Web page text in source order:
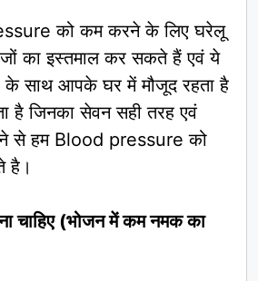
को कम करने के लिए घरेलू
का इस्तमाल कर सकते हैं एवं ये
के साथ आपके घर में मौजूद रहता है
है जिनका सेवन सही तरह एवं
से हम Blood pressure को
है।
चाहिए (भोजन में कम नमक का